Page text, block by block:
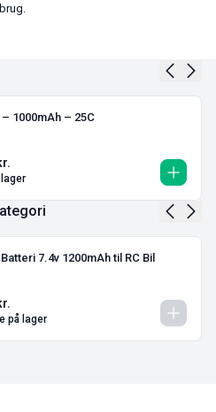
– 1000mAh – 25C
lager
7.4v 1200mAh til RC Bil
på lager